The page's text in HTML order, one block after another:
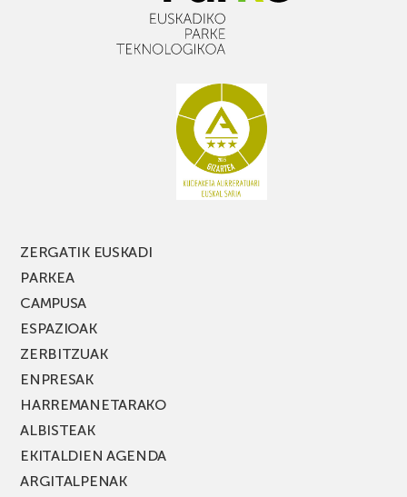
ZERGATIK EUSKADI
PARKEA
CAMPUSA
ESPAZIOAK
ZERBITZUAK
ENPRESAK
HARREMANETARAKO
ALBISTEAK
EKITALDIEN AGENDA
ARGITALPENAK